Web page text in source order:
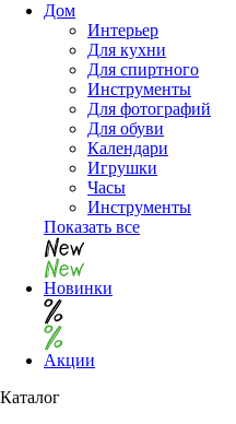
Дом
Интерьер
Для кухни
Для спиртного
Инструменты
Для фотографий
Для обуви
Календари
Игрушки
Часы
Инструменты
Показать все
Новинки
Акции
Каталог